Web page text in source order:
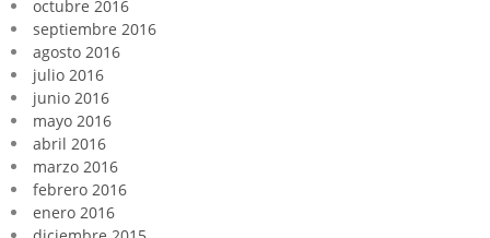
octubre 2016
septiembre 2016
agosto 2016
julio 2016
junio 2016
mayo 2016
abril 2016
marzo 2016
febrero 2016
enero 2016